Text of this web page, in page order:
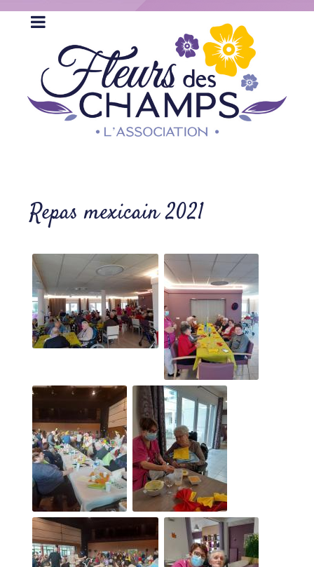
Repas mexicain 2021